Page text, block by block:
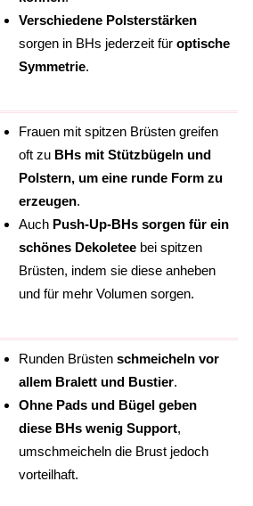
Verschiedene Polsterstärken
sorgen in BHs jederzeit für optische
Symmetrie.
Frauen mit spitzen Brüsten greifen
oft zu BHs mit Stützbügeln und
Polstern, um eine runde Form zu
erzeugen.
Auch Push-Up-BHs sorgen für ein
schönes Dekoletee bei spitzen
Brüsten, indem sie diese anheben
und für mehr Volumen sorgen.
Runden Brüsten schmeicheln vor
allem Bralett und Bustier.
Ohne Pads und Bügel geben
diese BHs wenig Support,
umschmeicheln die Brust jedoch
vorteilhaft.